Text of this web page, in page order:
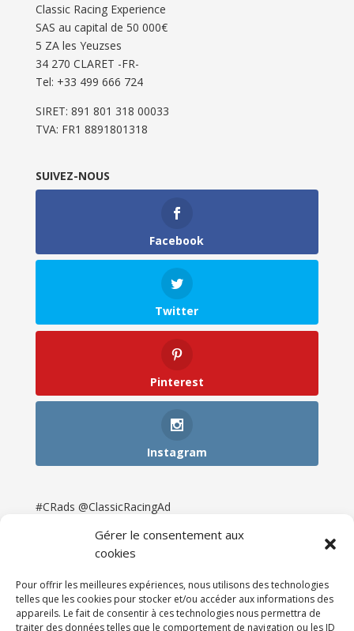
Gérer le consentement aux
cookies
Pour offrir les meilleures expériences, nous utilisons des technologies
telles que les cookies pour stocker et/ou accéder aux informations des
appareils. Le fait de consentir à ces technologies nous permettra de
traiter des données telles que le comportement de navigation ou les ID
Classic Racing Experience
SAS au capital de 50 000€
5 ZA les Yeuzses
34 270 CLARET -FR-
Tel: ‭+33 499 666 724‬
SIRET: 891 801 318 00033
TVA: FR1 8891801318
SUIVEZ-NOUS
Facebook
Twitter
Pinterest
Instagram
#CRads @ClassicRacingAd